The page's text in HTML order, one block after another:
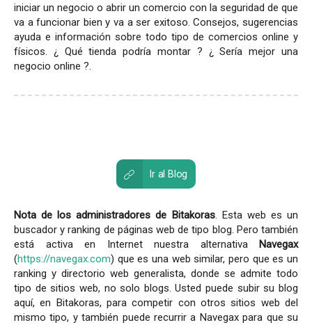
iniciar un negocio o abrir un comercio con la seguridad de que
va a funcionar bien y va a ser exitoso. Consejos, sugerencias
ayuda e información sobre todo tipo de comercios online y
físicos. ¿ Qué tienda podría montar ? ¿ Sería mejor una
negocio online ?.
Ir al Blog
Nota de los administradores de Bitakoras. Esta web es un
buscador y ranking de páginas web de tipo blog. Pero también
está activa en Internet nuestra alternativa Navegax
(https://navegax.com) que es una web similar, pero que es un
ranking y directorio web generalista, donde se admite todo
tipo de sitios web, no solo blogs. Usted puede subir su blog
aquí, en Bitakoras, para competir con otros sitios web del
mismo tipo, y también puede recurrir a Navegax para que su